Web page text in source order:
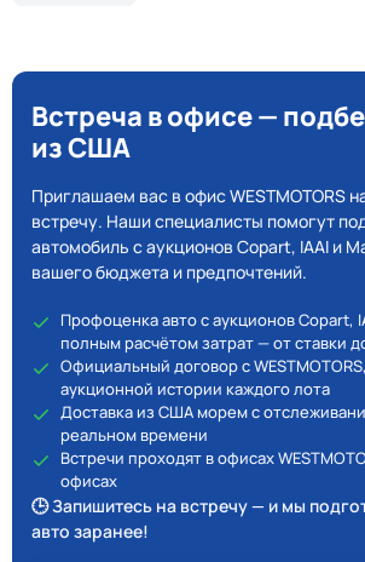
Встреча в офисе —
из США
Приглашаем вас в офис WESTMOTORS
встречу. Наши специалисты помогут
автомобиль с аукционов Copart, IAAI и
вашего бюджета и предпочтений.
Профоценка авто с аукционов Copart,
полным расчётом затрат — от ставки
Официальный договор с
аукционной истории каждого лота
Доставка из США морем с
реальном времени
Встречи проходят в офисах
офисах
🕒 Запишитесь на встречу — и мы
авто заранее!